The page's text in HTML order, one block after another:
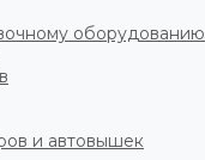
оборудованию
и автовышек